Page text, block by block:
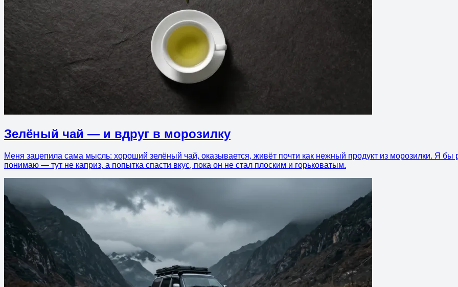
Зелёный чай — и вдруг в морозилку
Меня зацепила сама мысль: хороший зелёный чай, оказывается, живёт почти как нежный продукт из морозилки. Я
понимаю — тут не каприз, а попытка спасти вкус, пока он не стал плоским и горьковатым.